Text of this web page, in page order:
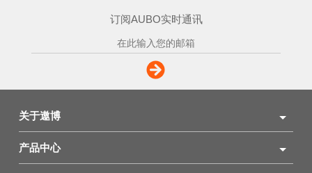
订阅AUBO实时通讯
关于遨博
产品中心